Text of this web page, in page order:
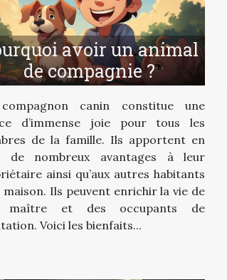
avoir un animal
de compagnie ?
canin constitue une
d’immense joie pour tous les
de la famille. Ils apportent en
de nombreux avantages à leur
ainsi qu’aux autres habitants
maison. Ils peuvent enrichir la vie de
maître et des occupants de
Voici les bienfaits...